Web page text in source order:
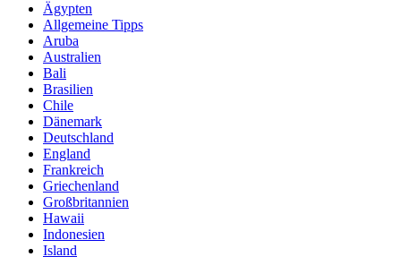
Ägypten
Allgemeine Tipps
Aruba
Australien
Bali
Brasilien
Chile
Dänemark
Deutschland
England
Frankreich
Griechenland
Großbritannien
Hawaii
Indonesien
Island